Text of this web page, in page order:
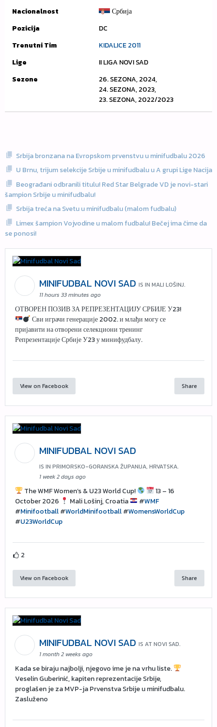
Nacionalnost
Србија
Pozicija
DC
Trenutni Tim
KIDALICE 2011
Lige
II LIGA NOVI SAD
Sezone
26. SEZONA, 2024,
24. SEZONA, 2023,
23. SEZONA, 2022/2023
Srbija bronzana na Evropskom prvenstvu u minifudbalu 2026
U Brnu, trijum selekcije Srbije u minifudbalu u A grupi Lige Nacija
Beograđani odbranili titulu! Red Star Belgrade VD je novi-stari
šampion Srbije u minifudbalu!
Srbija treća na Svetu u minifudbalu (malom fudbalu)
Limex šampion Vojvodine u malom fudbalu! Bečej ima čime da
se ponosi!
MINIFUDBAL NOVI SAD IS IN MALI LOŠINJ.
11 hours 33 minutes ago
ОТВОРЕН ПОЗИВ ЗА РЕПРЕЗЕНТАЦИЈУ СРБИЈЕ У23!
Сви играчи генерације 2002. и млађи могу се
пријавити на отворени селекциони тренинг
Репрезентације Србије У23 у минифудбалу.
View on Facebook Share
MINIFUDBAL NOVI SAD
IS IN PRIMORSKO-GORANSKA ŽUPANIJA, HRVATSKA.
1 week 2 days ago
The WMF Women’s & U23 World Cup!
13 – 16
October 2026
Mali Lošinj, Croatia #WMF
#Minifootball#WorldMinifootball#WomensWorldCup
#U23WorldCup
2
View on Facebook Share
MINIFUDBAL NOVI SAD IS AT NOVI SAD.
1 month 2 weeks ago
Kada se biraju najbolji, njegovo ime je na vrhu liste.
Veselin Guberinić, kapiten reprezentacije Srbije,
proglašen je za MVP-ja Prvenstva Srbije u minifudbalu.
Zasluženo